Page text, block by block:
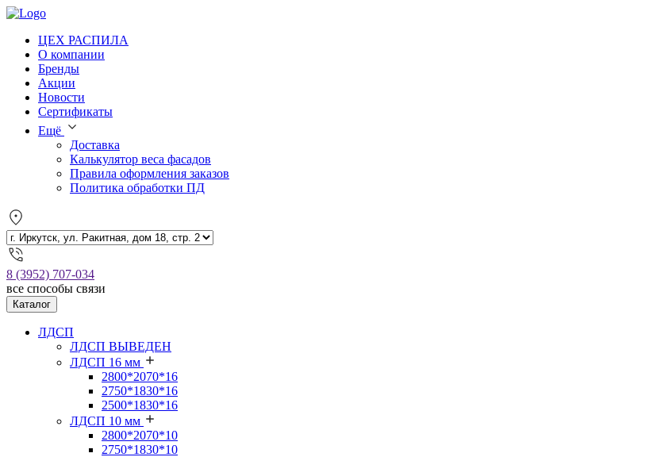
ЦЕХ РАСПИЛА
О компании
Бренды
Акции
Новости
Сертификаты
Ещё
Доставка
Калькулятор веса фасадов
Правила оформления заказов
Политика обработки ПД
8 (3952) 707-034
все способы связи
Каталог
ЛДСП
ЛДСП ВЫВЕДЕН
ЛДСП 16 мм
2800*2070*16
2750*1830*16
2500*1830*16
ЛДСП 10 мм
2800*2070*10
2750*1830*10